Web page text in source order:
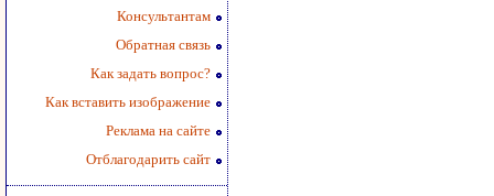
Консультантам
Обратная связь
Как задать вопрос?
Как вставить изображение
Реклама на сайте
Отблагодарить сайт